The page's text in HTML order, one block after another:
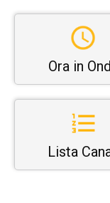
Ora in
Lista